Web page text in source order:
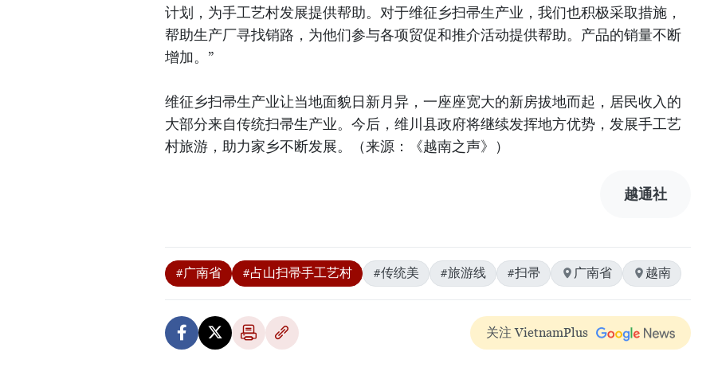
计划，为手工艺村发展提供帮助。对于维征乡扫帚生产业，我们也积极采取措施，
帮助生产厂寻找销路，为他们参与各项贸促和推介活动提供帮助。产品的销量不断
增加。”
维征乡扫帚生产业让当地面貌日新月异，一座座宽大的新房拔地而起，居民收入的
大部分来自传统扫帚生产业。今后，维川县政府将继续发挥地方优势，发展手工艺
村旅游，助力家乡不断发展。（来源：《越南之声》）
越通社
#广南省 #占山扫帚手工艺村 #传统美 #旅游线 #扫帚 广南省 越南
关注 VietnamPlus